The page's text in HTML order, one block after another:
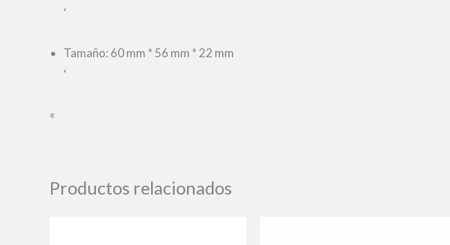
‘
Tamaño: 60 mm * 56 mm * 22 mm
‘
«
Productos relacionados